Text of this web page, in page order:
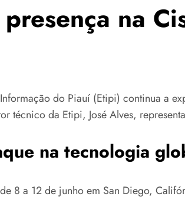
na
do Piauí (Etipi) continua a
técnico da Etipi, José Alves,
na tecnologia
8 a 12 de junho em San Diego,